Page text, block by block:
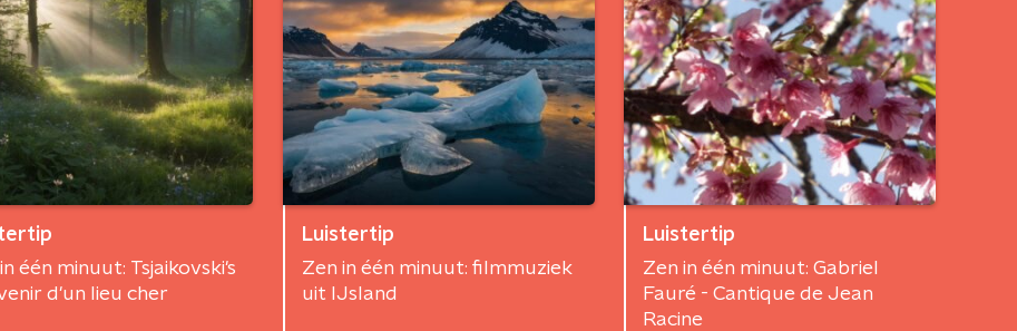
één minuut: Tsjaikovski's
d'un lieu cher
Luistertip
Zen in één minuut: filmmuziek
uit IJsland
Luistertip
Zen in één minuut: Gabriel
Fauré - Cantique de Jean
Racine